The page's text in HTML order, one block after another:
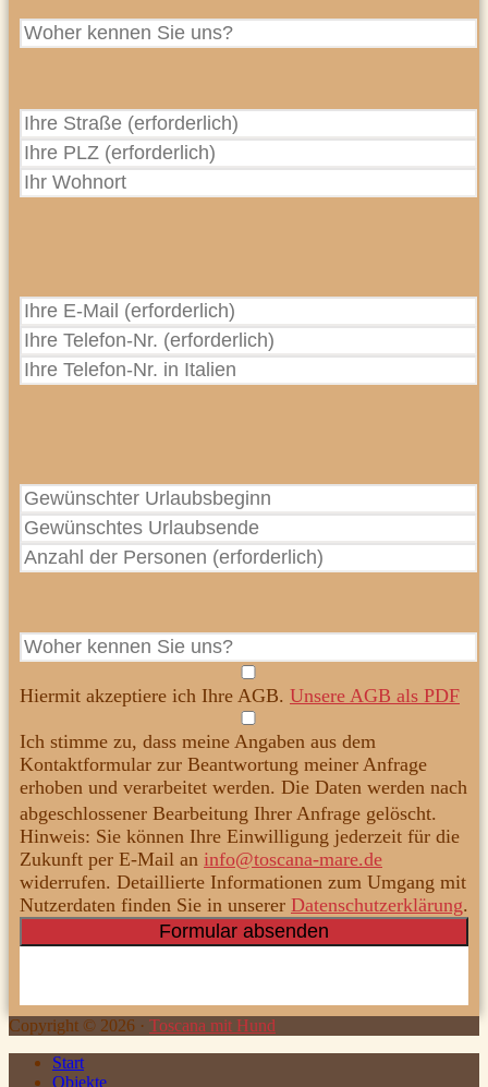
Hiermit akzeptiere ich Ihre AGB. Unsere AGB als PDF
Ich stimme zu, dass meine Angaben aus dem
Kontaktformular zur Beantwortung meiner Anfrage
erhoben und verarbeitet werden. Die Daten werden nach
abgeschlossener Bearbeitung Ihrer Anfrage gelöscht.
Hinweis: Sie können Ihre Einwilligung jederzeit für die
Zukunft per E-Mail an info@toscana-mare.de
widerrufen. Detaillierte Informationen zum Umgang mit
Nutzerdaten finden Sie in unserer Datenschutzerklärung.
Copyright © 2026 · Toscana mit Hund
Start
Objekte